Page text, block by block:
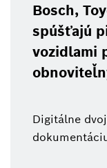
Bosch,
spúšťajú
vozidlami
Digitálne